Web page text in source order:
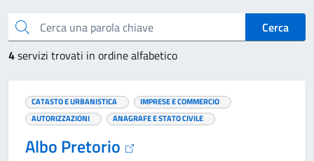
Cerca una parola chiave
Cerca
4servizi trovati in ordine alfabetico
CATASTO E URBANISTICA
IMPRESE E COMMERCIO
AUTORIZZAZIONI
ANAGRAFE E STATO CIVILE
Albo Pretorio